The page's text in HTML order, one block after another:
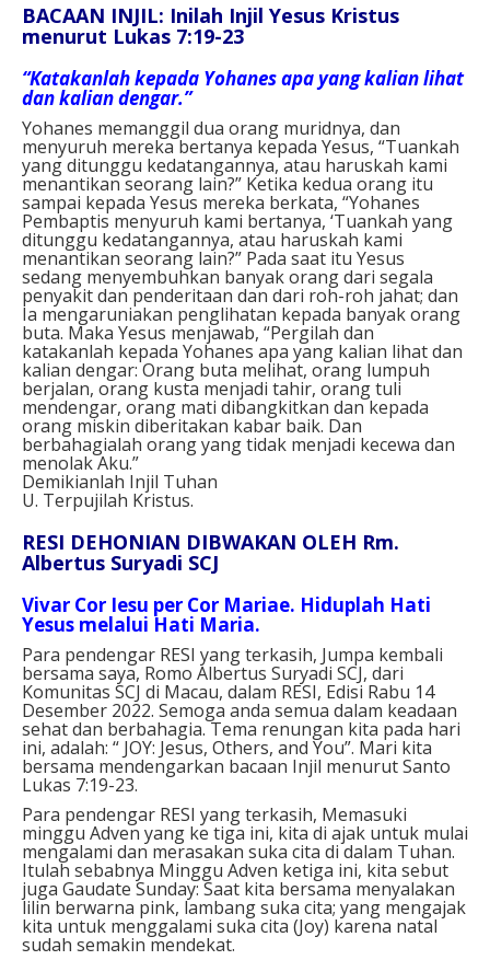
BACAAN INJIL: Inilah Injil Yesus Kristus
menurut Lukas 7:19-23
“Katakanlah kepada Yohanes apa yang kalian lihat
dan kalian dengar.”
Yohanes memanggil dua orang muridnya, dan
menyuruh mereka bertanya kepada Yesus, “Tuankah
yang ditunggu kedatangannya, atau haruskah kami
menantikan seorang lain?” Ketika kedua orang itu
sampai kepada Yesus mereka berkata, “Yohanes
Pembaptis menyuruh kami bertanya, ‘Tuankah yang
ditunggu kedatangannya, atau haruskah kami
menantikan seorang lain?” Pada saat itu Yesus
sedang menyembuhkan banyak orang dari segala
penyakit dan penderitaan dan dari roh-roh jahat; dan
Ia mengaruniakan penglihatan kepada banyak orang
buta. Maka Yesus menjawab, “Pergilah dan
katakanlah kepada Yohanes apa yang kalian lihat dan
kalian dengar: Orang buta melihat, orang lumpuh
berjalan, orang kusta menjadi tahir, orang tuli
mendengar, orang mati dibangkitkan dan kepada
orang miskin diberitakan kabar baik. Dan
berbahagialah orang yang tidak menjadi kecewa dan
menolak Aku.”
Demikianlah Injil Tuhan
U. Terpujilah Kristus.
RESI DEHONIAN DIBWAKAN OLEH Rm.
Albertus Suryadi SCJ
Vivar Cor Iesu per Cor Mariae. Hiduplah Hati
Yesus melalui Hati Maria.
Para pendengar RESI yang terkasih, Jumpa kembali
bersama saya, Romo Albertus Suryadi SCJ, dari
Komunitas SCJ di Macau, dalam RESI, Edisi Rabu 14
Desember 2022. Semoga anda semua dalam keadaan
sehat dan berbahagia. Tema renungan kita pada hari
ini, adalah: “ JOY: Jesus, Others, and You”. Mari kita
bersama mendengarkan bacaan Injil menurut Santo
Lukas 7:19-23.
Para pendengar RESI yang terkasih, Memasuki
minggu Adven yang ke tiga ini, kita di ajak untuk mulai
mengalami dan merasakan suka cita di dalam Tuhan.
Itulah sebabnya Minggu Adven ketiga ini, kita sebut
juga Gaudate Sunday: Saat kita bersama menyalakan
lilin berwarna pink, lambang suka cita; yang mengajak
kita untuk menggalami suka cita (Joy) karena natal
sudah semakin mendekat.